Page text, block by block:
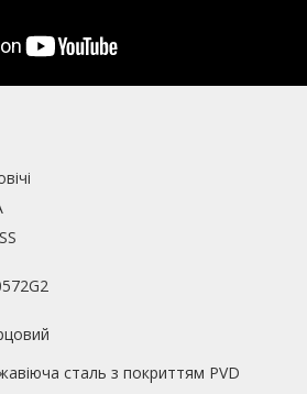
сталь з покриттям PVD